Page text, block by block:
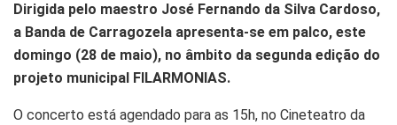
Dirigida pelo maestro José Fernando da Silva Cardoso,
a Banda de Carragozela apresenta-se em palco, este
domingo (28 de maio), no âmbito da segunda edição do
projeto municipal FILARMONIAS.
O concerto está agendado para as 15h, no Cineteatro da